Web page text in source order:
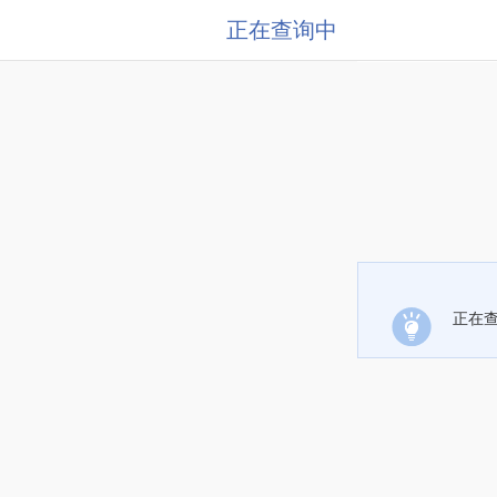
正在查询中
正在